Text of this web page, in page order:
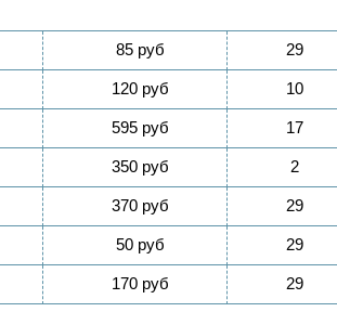
85 руб 29
120 руб 10
595 руб 17
350 руб 2
370 руб 29
50 руб 29
170 руб 29